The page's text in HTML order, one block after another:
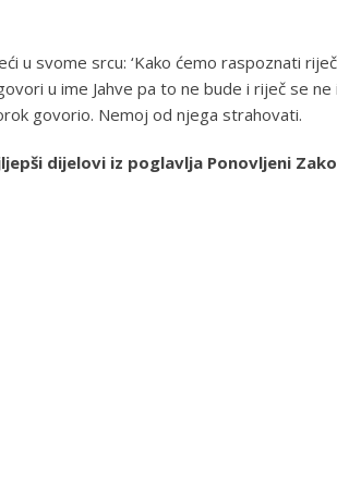
u svome srcu: ‘Kako ćemo raspoznati
u ime Jahve pa to ne bude i riječ se
govorio. Nemoj od njega strahovati.
dijelovi iz poglavlja Ponovljeni